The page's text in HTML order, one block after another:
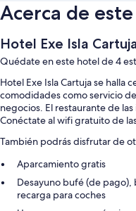
Acerca de
Hotel Exe Isla
Quédate en este hotel de 4
Hotel Exe Isla Cartuja se halla
comodidades como servicio
negocios. El restaurante de
Conéctate al wifi gratuito de
También podrás disfrutar de
Aparcamiento gratis
Desayuno bufé (de
recarga para coches